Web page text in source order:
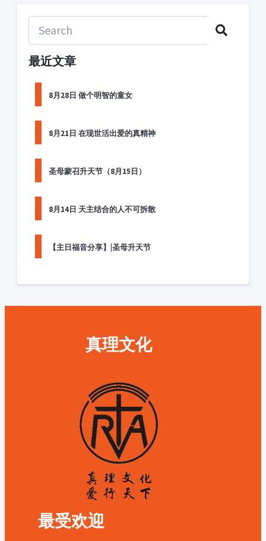
最近文章
8月28日 做个明智的童女
8月21日 在现世活出爱的真精神
圣母蒙召升天节（8月15日）
8月14日 天主结合的人不可拆散
【主日福音分享】|圣母升天节
真理文化
最受欢迎